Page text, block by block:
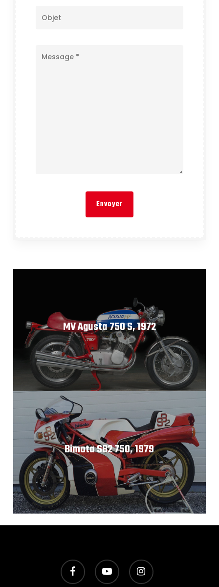
MV Agusta 750 S, 1972
Bimota SB2 750, 1979
facebook youtube instagram